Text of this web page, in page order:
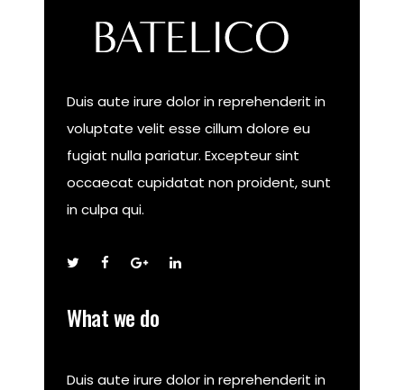
Duis aute irure dolor in reprehenderit in
voluptate velit esse cillum dolore eu
fugiat nulla pariatur. Excepteur sint
occaecat cupidatat non proident, sunt
in culpa qui.
What we do
Duis aute irure dolor in reprehenderit in